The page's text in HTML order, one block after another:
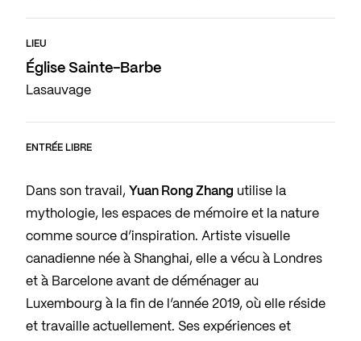
LIEU
Église Sainte-Barbe
Lasauvage
ENTRÉE LIBRE
Dans son travail, Yuan Rong Zhang utilise la
mythologie, les espaces de mémoire et la nature
comme source d’inspiration. Artiste visuelle
canadienne née à Shanghai, elle a vécu à Londres
et à Barcelone avant de déménager au
Luxembourg à la fin de l’année 2019, où elle réside
et travaille actuellement. Ses expériences et